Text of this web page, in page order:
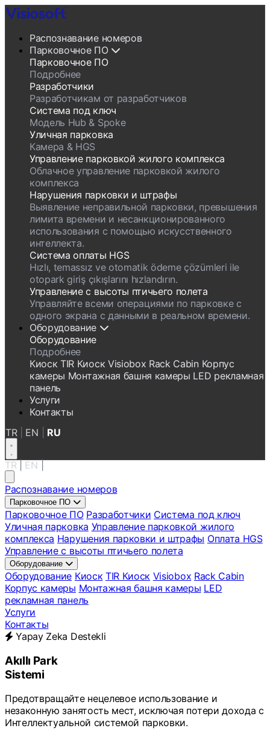
Распознавание номеров
Парковочное ПО
Парковочное ПО
Подробнее
Разработчики
Разработчикам от разработчиков
Система под ключ
Модель Hub & Spoke
Уличная парковка
Камера & HGS
Управление парковкой жилого комплекса
Облачное управление парковкой жилого
комплекса
Нарушения парковки и штрафы
Выявление неправильной парковки, превышения
лимита времени и несанкционированного
использования с помощью искусственного
интеллекта.
Система оплаты HGS
Hızlı, temassız ve otomatik ödeme çözümleri ile
otopark giriş çıkışlarını hızlandırın.
Управление с высоты птичьего полета
Управляйте всеми операциями по парковке с
одного экрана с данными в реальном времени.
Оборудование
Оборудование
Подробнее
Киоск TIR Киоск Visiobox Rack Cabin Корпус
камеры Монтажная башня камеры LED рекламная
панель
Услуги
Контакты
TR
EN RU
TR EN
Распознавание номеров
Парковочное ПО
Парковочное ПО Разработчики Система под ключ
Уличная парковка Управление парковкой жилого
комплекса Нарушения парковки и штрафы Оплата HGS
Управление с высоты птичьего полета
Оборудование
Оборудование Киоск TIR Киоск Visiobox Rack Cabin
Корпус камеры Монтажная башня камеры LED
рекламная панель
Услуги
Контакты
Yapay Zeka Destekli
Akıllı Park
Sistemi
Предотвращайте нецелевое использование и
незаконную занятость мест, исключая потери дохода с
Интеллектуальной системой парковки.